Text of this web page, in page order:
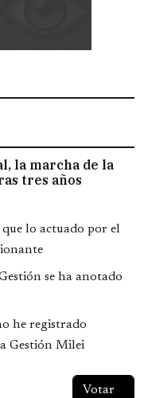
la marcha de la
tres años
lo actuado por el
se ha anotado
he registrado
Gestión Milei